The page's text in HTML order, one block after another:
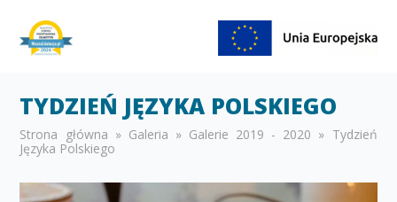
TYDZIEŃ JĘZYKA POLSKIEGO
Strona główna » Galeria » Galerie 2019 - 2020 » Tydzień
Języka Polskiego